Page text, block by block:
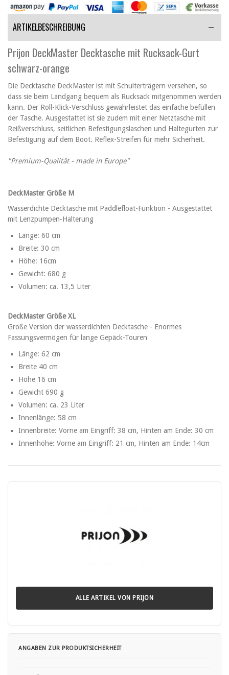
ARTIKELBESCHREIBUNG
Prijon DeckMaster Decktasche mit Rucksack-Gurt
schwarz-orange
Die Decktasche DeckMaster ist mit Schulterträgern versehen, so
dass sie beim Landgang bequem als Rucksack mitgenommen werden
kann. Der Roll-Klick-Verschluss gewährleistet das einfache befüllen
der Tasche. Ausgestattet ist sie zudem mit einer Netztasche mit
Reißverschluss, seitlichen Befestigungslaschen und Haltegurten zur
Befestigung auf dem Boot. Reflex-Streifen für mehr Sicherheit.
"Premium-Qualität - made in Europe"
DeckMaster Größe M
Wasserdichte Decktasche mit Paddlefloat-Funktion - Ausgestattet
mit Lenzpumpen-Halterung
Länge: 60 cm
Breite: 30 cm
Höhe: 16cm
Gewicht: 680 g
Volumen: ca. 13,5 Liter
DeckMaster Größe XL
Große Version der wasserdichten Decktasche - Enormes
Fassungsvermögen für lange Gepäck-Touren
Länge: 62 cm
Breite 40 cm
Höhe 16 cm
Gewicht 690 g
Volumen: ca. 23 Liter
Innenlänge: 58 cm
Innenbreite: Vorne am Eingriff: 38 cm, Hinten am Ende: 30 cm
Innenhöhe: Vorne am Eingriff: 21 cm, Hinten am Ende: 14cm
ALLE ARTIKEL VON PRIJON
ANGABEN ZUR PRODUKTSICHERHEIT